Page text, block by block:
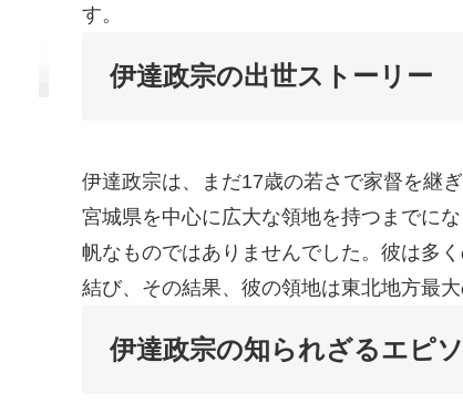
す。
伊達政宗の出世ストーリー
伊達政宗は、まだ17歳の若さで家督を継
宮城県を中心に広大な領地を持つまでに
帆なものではありませんでした。彼は多
結び、その結果、彼の領地は東北地方最大
伊達政宗の知られざるエピ